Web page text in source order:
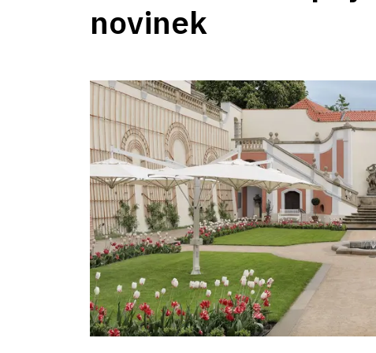
novinek